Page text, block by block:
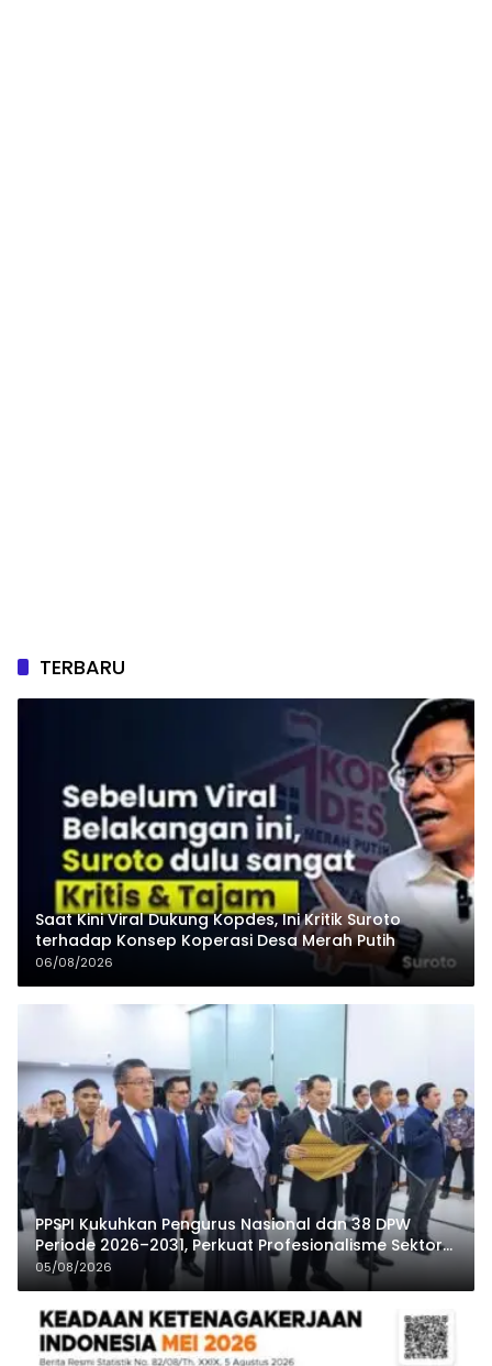
TERBARU
Saat Kini Viral Dukung Kopdes, Ini Kritik Suroto
terhadap Konsep Koperasi Desa Merah Putih
06/08/2026
PPSPI Kukuhkan Pengurus Nasional dan 38 DPW
Periode 2026–2031, Perkuat Profesionalisme Sektor
Publik
05/08/2026